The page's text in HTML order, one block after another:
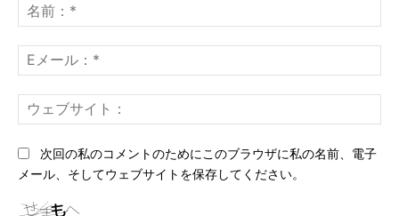
ン
ト：
前
*
メ
ー
*ェ
次回の私のコメントのためにこのブラウザに私の名前、電子
メール、そしてウェブサイトを保存してください。